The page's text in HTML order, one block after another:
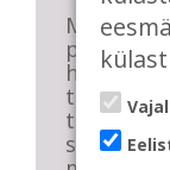
Me
siis